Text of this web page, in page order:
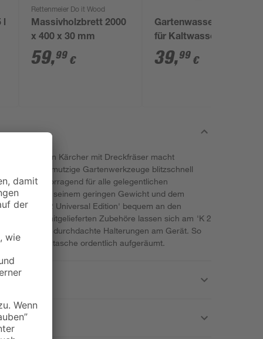
l
Rettenmeier Do it Wood
Massivholzbrett 2000
x 400 x 30 mm
59,99 €
Gartenwasserzähler
für Kaltwasser, 11 cm,
3/4''
39,99 €
Edition' von Kärcher mit Dreckfräser macht
und schmutzige Gartenwerkzeuge blitzschnell
sich hervorragend für alle gelegentlichen
und Hof. Mit seinem geringen Gewicht und dem
der 'K 2 Universal Edition' bequem an den
Alle mitgelieferten Zubehöre lassen sich am 'K 2
Dafür sorgen durchdachte Halterungen am Gerät. So
Kabeltasche ordentlich aufgeräumt.